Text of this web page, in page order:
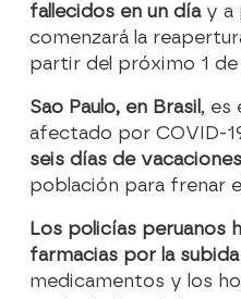
fallecidos en un día y a
comenzará la
partir del próximo 1 de
Sao Paulo, en Brasil, es
afectado por COVID-
seis días de
población para frenar
Los policías peruanos
farmacias por la
medicamentos y los